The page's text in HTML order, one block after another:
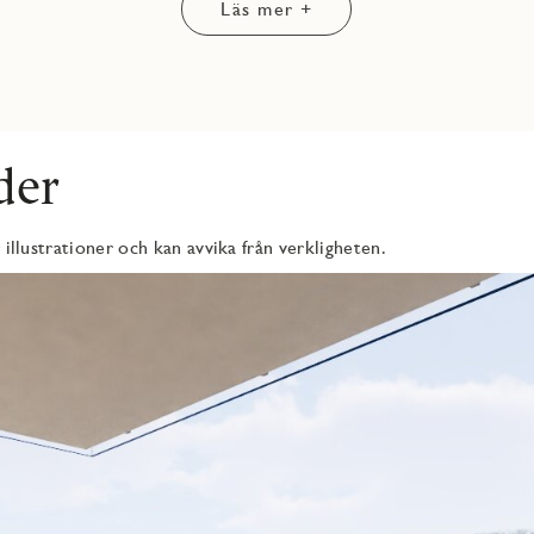
med fin förvaringsplats.
stavs ekparketten och fönsterbänkar i grå natursten, ger
en fräsch bas och ger dig möjlighet att sätta din
Här har du närhet till allt du behöver – från matbutiker,
där bussarna tar dig till Slussen på bara 15
omgiven av natur och hav. Missa inte chansen att bli en del
där du verkligen kan känna dig hemma.
Läs mer +
och kan avvika från verkligheten.